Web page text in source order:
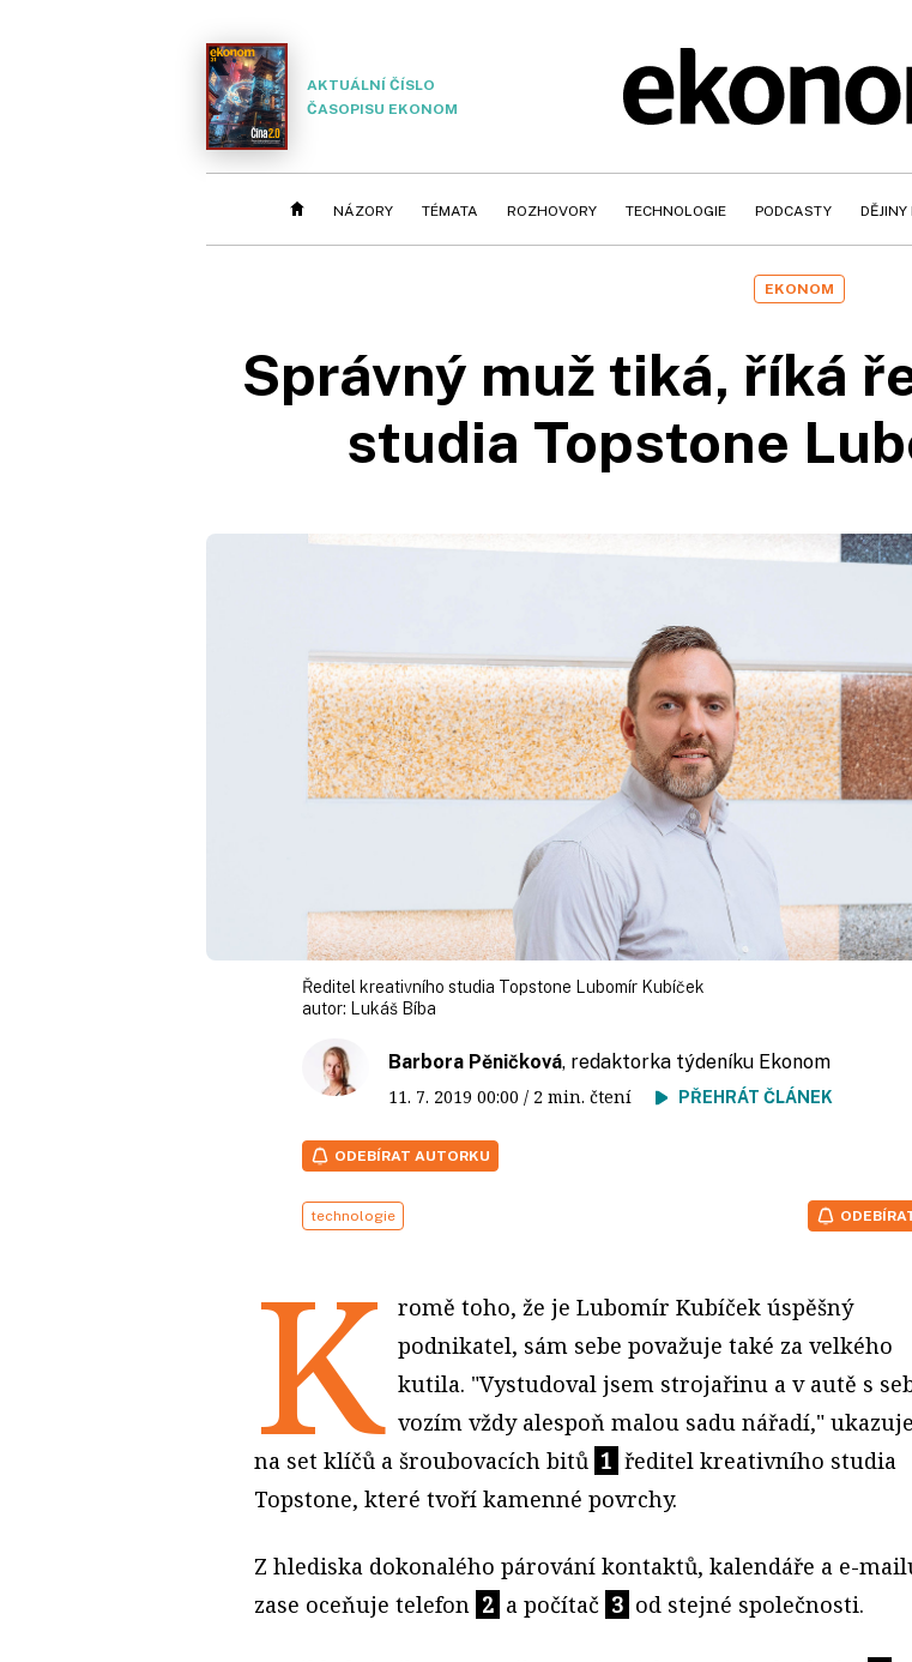
AKTUÁLNÍ ČÍSLO
ČASOPISU EKONOM
NÁZORY TÉMATA ROZHOVORY TECHNOLOGIE PODCASTY DĚJINY
EKONOM
Správný muž tiká, říká
studia Topstone
Ředitel kreativního studia Topstone Lubomír Kubíček
autor: Lukáš Bíba
Barbora Pěničková, redaktorka týdeníku Ekonom
11. 7. 2019 00:00 / 2 min. čtení PŘEHRÁT ČLÁNEK
ODEBÍRAT AUTORKU
technologie
K romě toho, že je Lubomír Kubíček úspěšný
podnikatel, sám sebe považuje také za velkého
kutila. "Vystudoval jsem strojařinu a v autě s
vozím vždy alespoň malou sadu nářadí," ukazuje
na set klíčů a šroubovacích bitů 1 ředitel kreativního studia
Topstone, které tvoří kamenné povrchy.
Z hlediska dokonalého párování kontaktů, kalendáře a e-
zase oceňuje telefon 2 a počítač 3 od stejné společnosti.